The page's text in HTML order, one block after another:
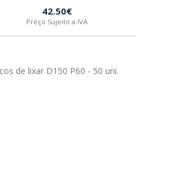
42.50€
Preço Sujeito a IVA